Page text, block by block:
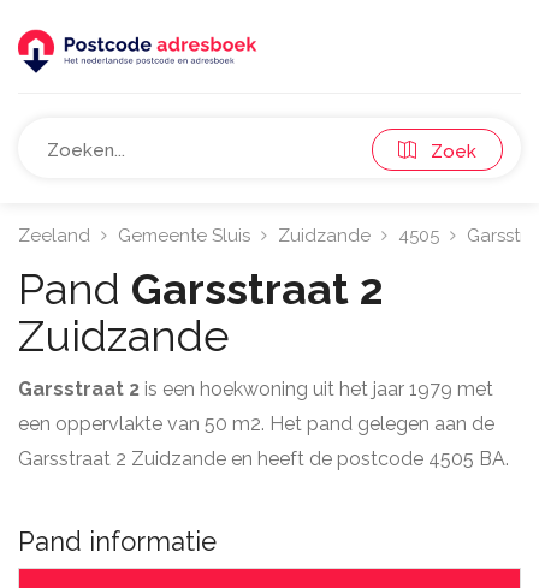
Zoek
Zeeland Gemeente Sluis Zuidzande 4505
Pand Garsstraat 2
Zuidzande
Garsstraat 2 is een hoekwoning uit het jaar 1979 met
een oppervlakte van 50 m2. Het pand gelegen aan de
Garsstraat 2 Zuidzande en heeft de postcode 4505 BA.
Pand informatie